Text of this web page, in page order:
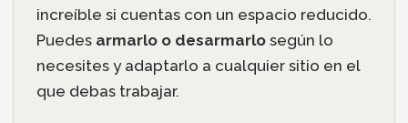
increíble si cuentas con un espacio reducido.
Puedes armarlo o desarmarlosegún lo
necesites y adaptarlo a cualquier sitio en el
que debas trabajar.